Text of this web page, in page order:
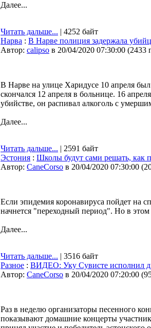
Далее...
Читать дальше... | 4252 байт
Нарва : В Нарве полиция задержала
Автор: calipso в 20/04/2020 07:30:00 (2433
В Нарве на улице Харидусе 10 апреля
скончался 12 апреля в больнице. 16
убийстве, он распивал алкоголь с
Далее...
Читать дальше... | 2591 байт
Эстония : Школы будут сами решать, как
Автор: CaneCorso в 20/04/2020 07:30:00 (
Если эпидемия коронавируса пойдет на
начнется "переходный период". Но в
Далее...
Читать дальше... | 3516 байт
Разное : ВИДЕО: Уку Сувисте исполнил
Автор: CaneCorso в 20/04/2020 07:20:00 (
Раз в неделю организаторы песенного
показывают домашние концерты